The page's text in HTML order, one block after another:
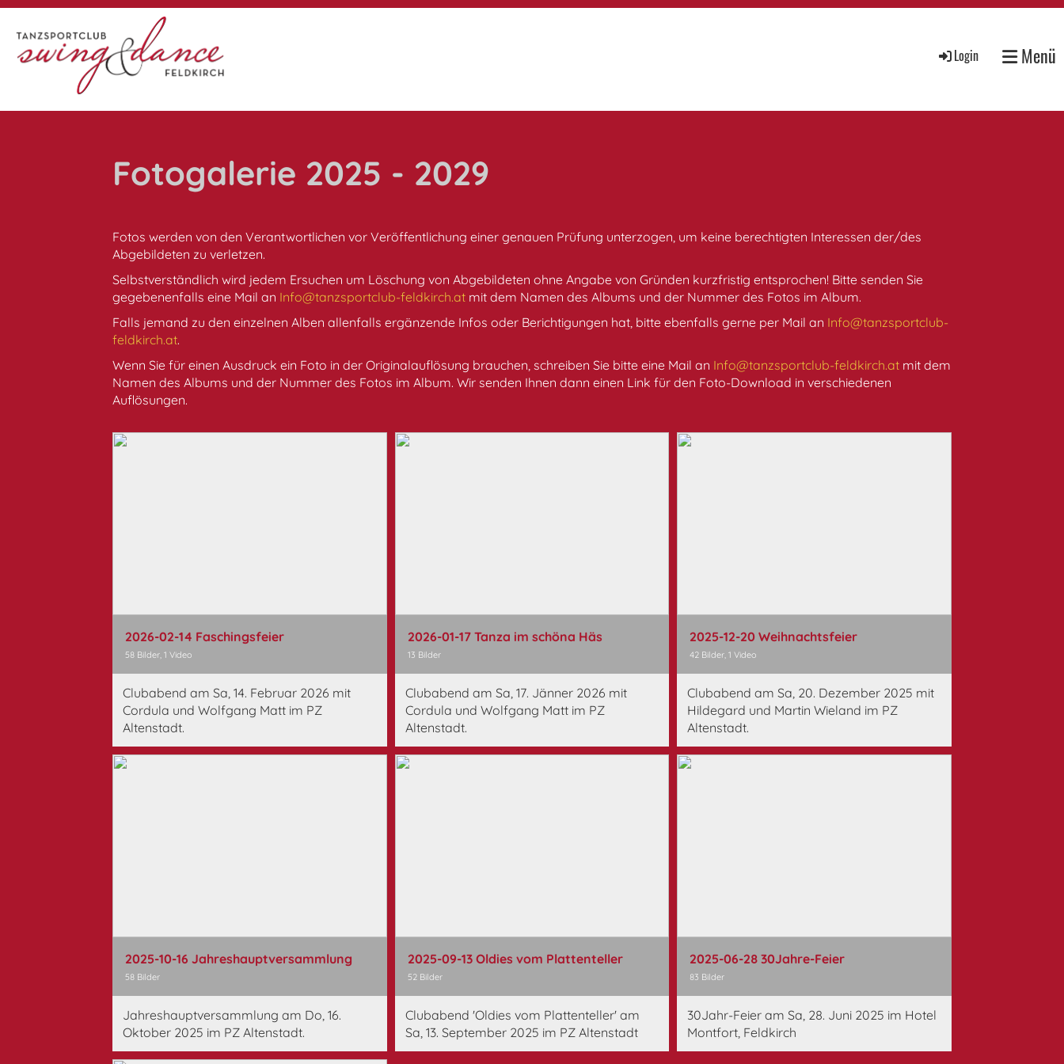
Login Menü
Fotogalerie 2025 - 2029
Fotos werden von den Verantwortlichen vor Veröffentlichung einer genauen Prüfung unterzogen, um keine berechtigten Interessen der/des
Abgebildeten zu verletzen.
Selbstverständlich wird jedem Ersuchen um Löschung von Abgebildeten ohne Angabe von Gründen kurzfristig entsprochen! Bitte senden Sie
gegebenenfalls eine Mail an Info@tanzsportclub-feldkirch.at mit dem Namen des Albums und der Nummer des Fotos im Album.
Falls jemand zu den einzelnen Alben allenfalls ergänzende Infos oder Berichtigungen hat, bitte ebenfalls gerne per Mail an Info@tanzsportclub-
feldkirch.at.
Wenn Sie für einen Ausdruck ein Foto in der Originalauflösung brauchen, schreiben Sie bitte eine Mail an Info@tanzsportclub-feldkirch.at mit dem
Namen des Albums und der Nummer des Fotos im Album. Wir senden Ihnen dann einen Link für den Foto-Download in verschiedenen
Auflösungen.
2026-02-14 Faschingsfeier
58 Bilder, 1 Video
Clubabend am Sa, 14. Februar 2026 mit
Cordula und Wolfgang Matt im PZ
Altenstadt.
2026-01-17 Tanza im schöna Häs
13 Bilder
Clubabend am Sa, 17. Jänner 2026 mit
Cordula und Wolfgang Matt im PZ
Altenstadt.
2025-12-20 Weihnachtsfeier
42 Bilder, 1 Video
Clubabend am Sa, 20. Dezember 2025 mit
Hildegard und Martin Wieland im PZ
Altenstadt.
2025-10-16 Jahreshauptversammlung
58 Bilder
Jahreshauptversammlung am Do, 16.
Oktober 2025 im PZ Altenstadt.
2025-09-13 Oldies vom Plattenteller
52 Bilder
Clubabend 'Oldies vom Plattenteller' am
Sa, 13. September 2025 im PZ Altenstadt
2025-06-28 30Jahre-Feier
83 Bilder
30Jahr-Feier am Sa, 28. Juni 2025 im Hotel
Montfort, Feldkirch